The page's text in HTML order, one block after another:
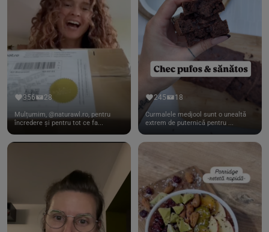
356 28
Mulțumim, @naturawl.ro, pentru
încredere și pentru tot ce fa...
245 18
Curmalele medjool sunt o unealtă
extrem de puternică pentru ...